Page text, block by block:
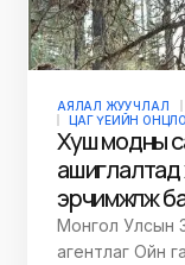
АЯЛАЛ ЖУУЧЛАЛ
ЦАГ ҮЕИЙН
Хуш модны
ашиглалтад
эрчимжүүлж
Монгол Улсын
агентлаг Ойн